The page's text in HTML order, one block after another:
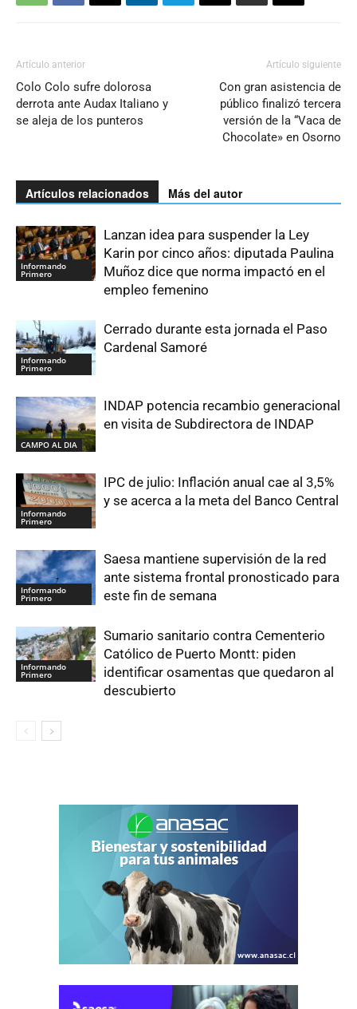
Artículo anterior
Colo Colo sufre dolorosa
derrota ante Audax Italiano y
se aleja de los punteros
Artículo siguiente
Con gran asistencia de
público finalizó tercera
versión de la “Vaca de
Chocolate» en Osorno
Artículos relacionados Más del autor
Informando
Primero
Lanzan idea para suspender la Ley
Karin por cinco años: diputada Paulina
Muñoz dice que norma impactó en el
empleo femenino
Informando
Primero
Cerrado durante esta jornada el Paso
Cardenal Samoré
CAMPO AL DIA
INDAP potencia recambio generacional
en visita de Subdirectora de INDAP
Informando
Primero
IPC de julio: Inflación anual cae al 3,5%
y se acerca a la meta del Banco Central
Informando
Primero
Saesa mantiene supervisión de la red
ante sistema frontal pronosticado para
este fin de semana
Informando
Primero
Sumario sanitario contra Cementerio
Católico de Puerto Montt: piden
identificar osamentas que quedaron al
descubierto